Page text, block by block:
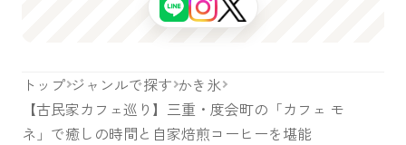
トップ ジャンルで探す かき氷
【古民家カフェ巡り】三重・度会町の「カフェ モ
ネ」で癒しの時間と自家焙煎コーヒーを堪能